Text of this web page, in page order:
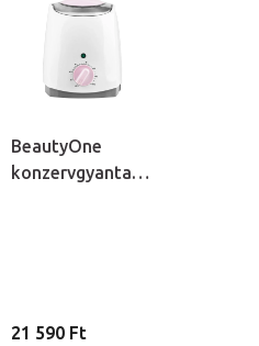
BeautyOne
konzervgyanta
21 590 Ft